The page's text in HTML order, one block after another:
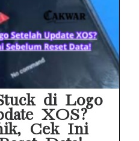
di Logo
XOS?
Cek Ini